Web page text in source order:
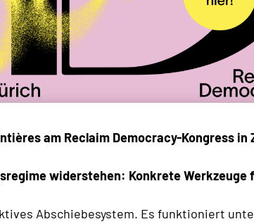
am Reclaim Democracy-Kongress in
widerstehen: Konkrete Werkzeuge
Abschiebesystem. Es funktioniert